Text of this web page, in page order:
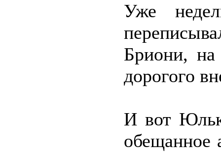
Уже
Бриони,
дорогого
И вот
обещанное